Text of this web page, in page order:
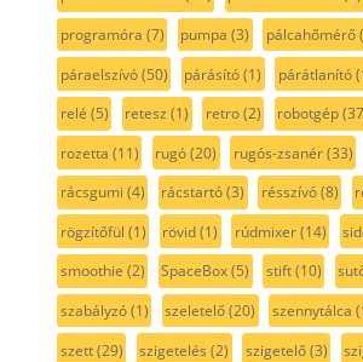
programóra (7) pumpa (3) pálcahőmérő
páraelszívó(50) párásító(1) párátlanító
relé (5) retesz (1) retro(2) robotgép
rozetta (11) rugó(20) rugós-zsanér(33)
rácsgumi (4) rácstartó(3) résszívó(8)
rögzítőfül (1) rövid(1) rúdmixer(14)
smoothie (2) SpaceBox(5) stift(10)
szabályzó(1) szeletelő(20) szennytálca
szett(29) szigetelés (2) szigetelő(3)